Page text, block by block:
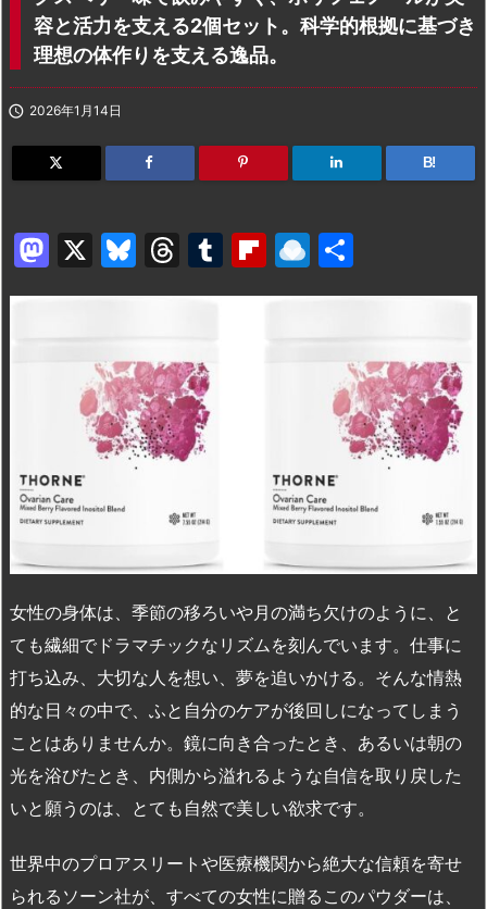
容と活力を支える2個セット。科学的根拠に基づき
理想の体作りを支える逸品。
 2026年1月14日
B!
M
a
X
Bl
u
s
k
y
T
hr
a
d
s
T
u
Fl
ip
R
ai
p.
有
女性の身体は、季節の移ろいや月の満ち欠けのように、と
ても繊細でドラマチックなリズムを刻んでいます。仕事に
打ち込み、大切な人を想い、夢を追いかける。そんな情熱
的な日々の中で、ふと自分のケアが後回しになってしまう
ことはありませんか。鏡に向き合ったとき、あるいは朝の
光を浴びたとき、内側から溢れるような自信を取り戻した
いと願うのは、とても自然で美しい欲求です。
世界中のプロアスリートや医療機関から絶大な信頼を寄せ
られるソーン社が、すべての女性に贈るこのパウダーは、